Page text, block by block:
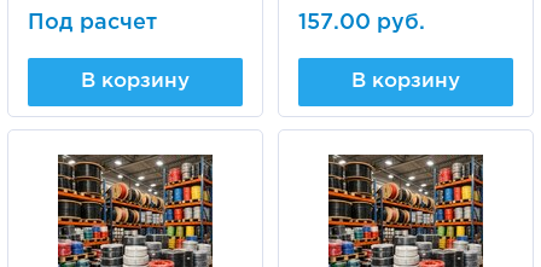
Под расчет
В корзину
157.00 руб.
В корзину